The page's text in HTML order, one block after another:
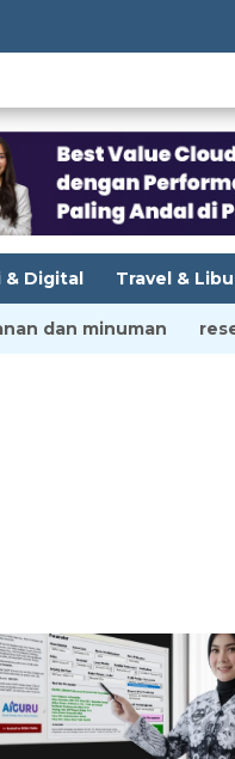
& Digital Travel &
dan minuman